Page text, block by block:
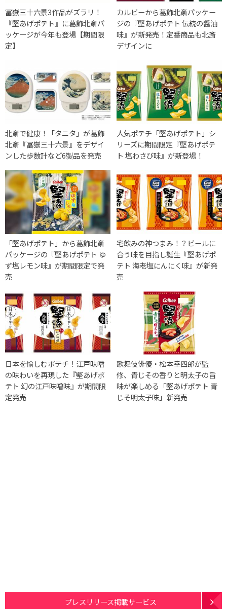
冨嶽三十六景3作品がズラリ！
『堅あげポテト』に葛飾北斎パ
ッケージが今年も登場【期間限
定】
カルビーから葛飾北斎パッケー
ジの『堅あげポテト 伝統の醤油
味』が新発売！定番商品も北斎
デザインに
北斎で健康！「タニタ」が葛飾
北斎『冨嶽三十六景』をデザイ
ンした歩数計など6製品を発売
人気ポテチ「堅あげポテト」シ
リーズに期間限定『堅あげポテ
ト 塩わさび味』が新登場！
「堅あげポテト」から葛飾北斎
パッケージの『堅あげポテト ゆ
ず塩レモン味』が期間限定で発
売
宅飲みの神つまみ！？ビールに
合う味を目指し誕生『堅あげポ
テト 海老塩にんにく味』が新発
売
日本を愉しむポテチ！江戸味噌
の味わいを再現した『堅あげポ
テト 幻の江戸味噌味』が期間限
定発売
歌舞伎俳優・松本幸四郎が監
修、青じその香りと明太子の旨
味が楽しめる「堅あげポテト 青
じそ明太子味」新発売
プレスリリース掲載サービス